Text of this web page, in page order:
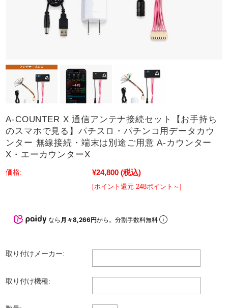
A-COUNTER X 通信アンテナ接続セット【お手持ち
のスマホで見る】パチスロ・パチンコ用データカウ
ンター 無線接続・端末は別途ご用意 A-カウンター
X・エーカウンターX
価格: ¥24,800 (税込)
[ポイント還元 248ポイント～]
なら 月々8,266円から。分割手数料無料
取り付けメーカー:
取り付け機種: